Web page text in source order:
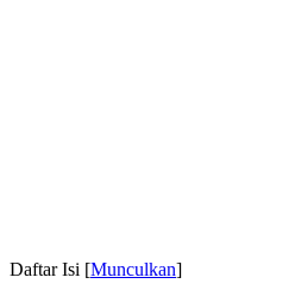
Daftar Isi [Munculkan]